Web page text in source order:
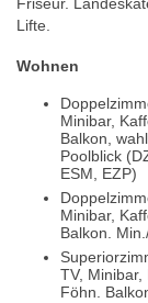
Lifte.
Wohnen
Minibar,
Balkon,
Poolblick
ESM, EZP)
Minibar,
Balkon.
TV, Minibar,
Föhn.